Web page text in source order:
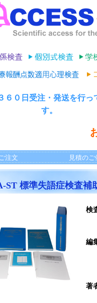
６０日受注・発送を行っ
す。
注文 見積のご
ST 標準失語症検査補
検
編
著